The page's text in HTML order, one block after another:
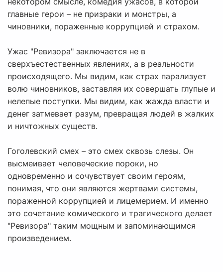
главные герои – не призраки и монстры, а
чиновники, пораженные коррупцией и страхом.
Ужас "Ревизора" заключается не в
сверхъестественных явлениях, а в реальности
происходящего. Мы видим, как страх парализует
волю чиновников, заставляя их совершать глупые и
нелепые поступки. Мы видим, как жажда власти и
денег затмевает разум, превращая людей в жалких
и ничтожных существ.
Гоголевский смех – это смех сквозь слезы. Он
высмеивает человеческие пороки, но
одновременно и сочувствует своим героям,
понимая, что они являются жертвами системы,
пораженной коррупцией и лицемерием. И именно
это сочетание комического и трагического делает
"Ревизора" таким мощным и запоминающимся
произведением.